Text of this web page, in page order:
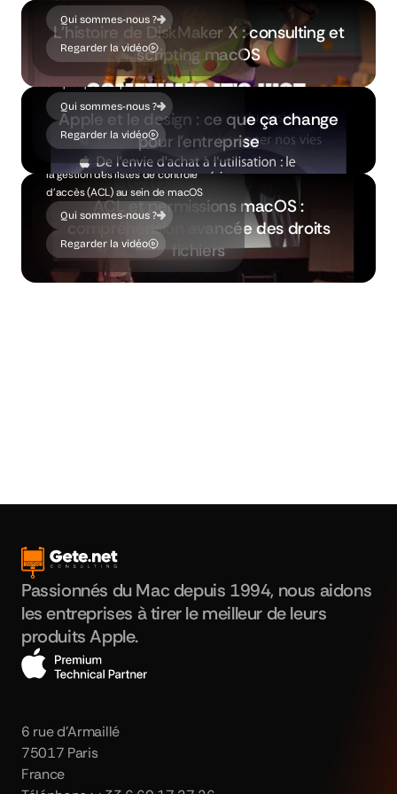
L'histoire de DiskMaker X : consulting et
scripting macOS
Qui sommes-nous ?
Regarder la vidéoJouer la vidéo
Apple et le design : ce que ça change
pour l'entreprise
du design au sein d’Apple, de la
conception des produits à
l’expérience utilisateur. Retour sur 30
années de révolution technologique…
et quelques inspirations !
Qui sommes-nous ?
Regarder la vidéoJouer la vidéo
ACL et permissions macOS :
compréhension avancée des droits
fichiers
Durant cette présentation donnée en
2010 durant une conférence
MacSysBrain, Guillaume Gète aborde
la gestion des listes de contrôle
d'accès (ACL) au sein de macOS
Qui sommes-nous ?
Regarder la vidéoJouer la vidéo
Passionnés du Mac depuis 1994, nous aidons
les entreprises à tirer le meilleur de leurs
produits Apple.
Apple Technical Partner
6 rue d'Armaillé
75017 Paris
France